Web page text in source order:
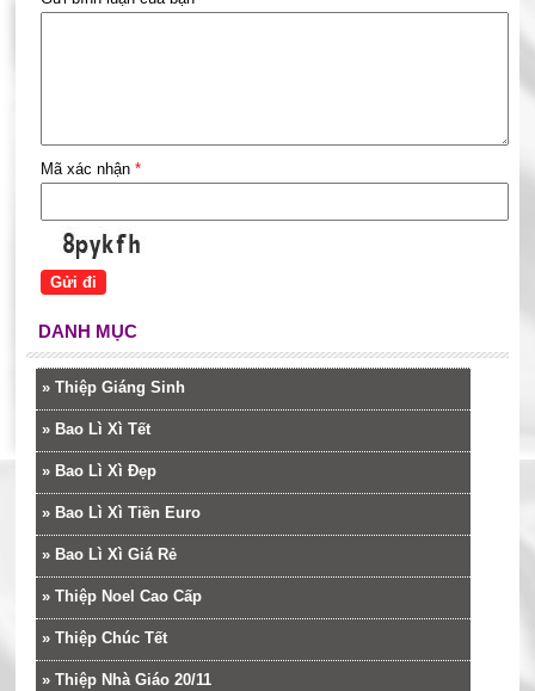
Mã xác nhận *
DANH MỤC
» Thiệp Giáng Sinh
» Bao Lì Xì Tết
» Bao Lì Xì Đẹp
» Bao Lì Xì Tiền Euro
» Bao Lì Xì Giá Rẻ
» Thiệp Noel Cao Cấp
» Thiệp Chúc Tết
» Thiệp Nhà Giáo 20/11